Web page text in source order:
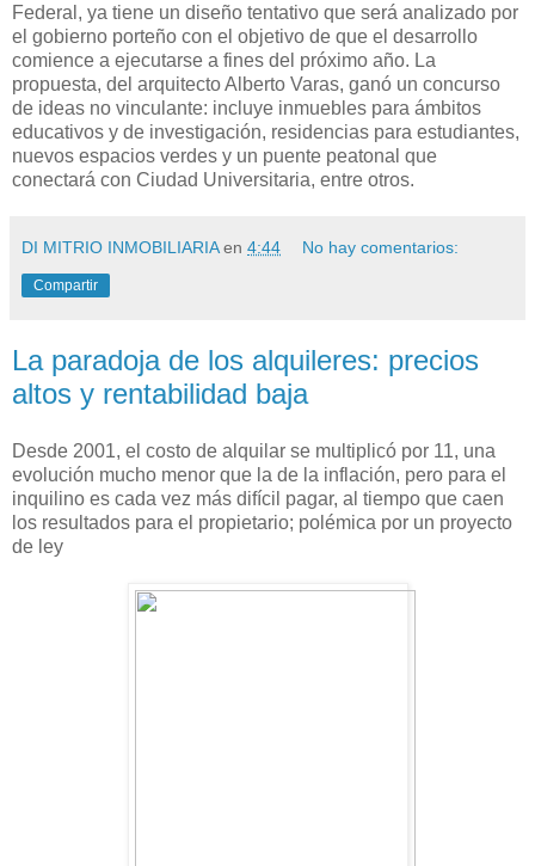
Federal, ya tiene un diseño tentativo que será analizado por
el gobierno porteño con el objetivo de que el desarrollo
comience a ejecutarse a fines del próximo año. La
propuesta, del arquitecto Alberto Varas, ganó un concurso
de ideas no vinculante: incluye inmuebles para ámbitos
educativos y de investigación, residencias para estudiantes,
nuevos espacios verdes y un puente peatonal que
conectará con Ciudad Universitaria, entre otros.
DI MITRIO INMOBILIARIA en 4:44 No hay comentarios:
Compartir
La paradoja de los alquileres: precios
altos y rentabilidad baja
Desde 2001, el costo de alquilar se multiplicó por 11, una
evolución mucho menor que la de la inflación, pero para el
inquilino es cada vez más difícil pagar, al tiempo que caen
los resultados para el propietario; polémica por un proyecto
de ley